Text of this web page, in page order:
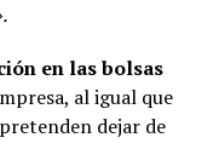
en las bolsas
al igual que
dejar de